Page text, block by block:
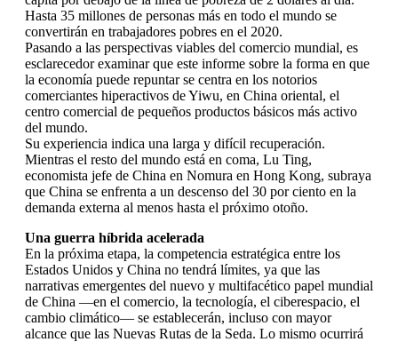
Hasta 35 millones de personas más en todo el mundo se
convertirán en trabajadores pobres en el 2020.
Pasando a las perspectivas viables del comercio mundial, es
esclarecedor examinar que este informe sobre la forma en que
la economía puede repuntar se centra en los notorios
comerciantes hiperactivos de Yiwu, en China oriental, el
centro comercial de pequeños productos básicos más activo
del mundo.
Su experiencia indica una larga y difícil recuperación.
Mientras el resto del mundo está en coma, Lu Ting,
economista jefe de China en Nomura en Hong Kong, subraya
que China se enfrenta a un descenso del 30 por ciento en la
demanda externa al menos hasta el próximo otoño.
Una guerra híbrida acelerada
En la próxima etapa, la competencia estratégica entre los
Estados Unidos y China no tendrá límites, ya que las
narrativas emergentes del nuevo y multifacético papel mundial
de China —en el comercio, la tecnología, el ciberespacio, el
cambio climático— se establecerán, incluso con mayor
alcance que las Nuevas Rutas de la Seda. Lo mismo ocurrirá